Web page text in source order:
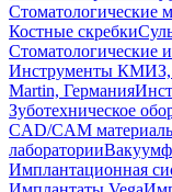
Стоматологические
Костные скребки
Стоматологические
Инструменты КМИЗ,
Martin, Германия
Зуботехническое
CAD/CAM
лаборатории
Имплантационная